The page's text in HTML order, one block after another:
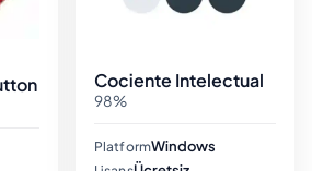
Cociente Intelectual
98%
PlatformWindows